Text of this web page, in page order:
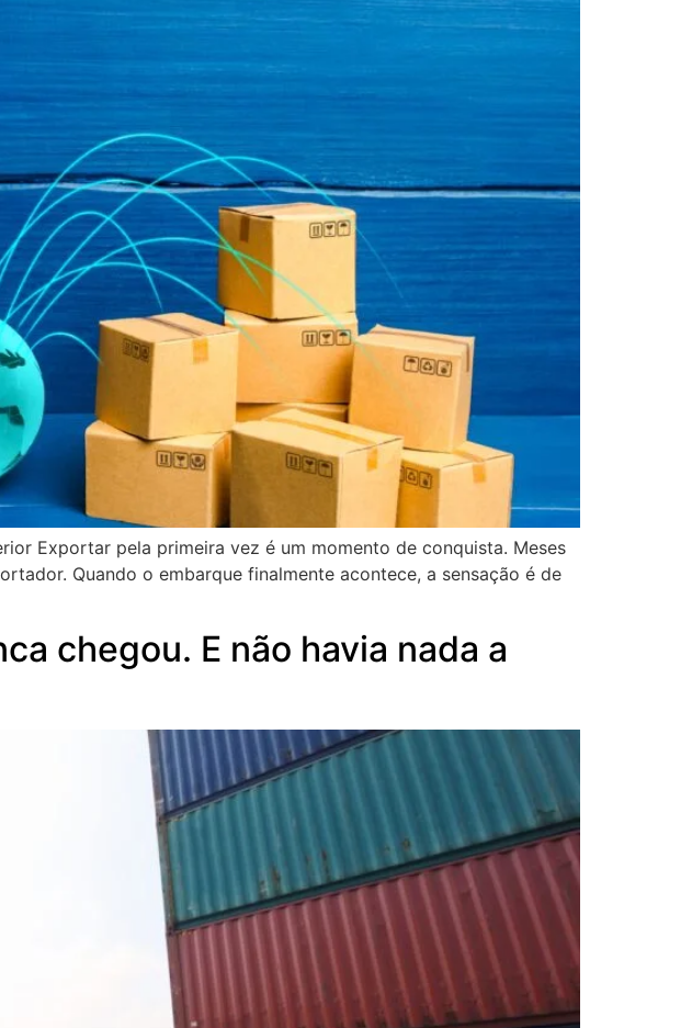
Exportar pela primeira vez é um momento de conquista. Meses
Quando o embarque finalmente acontece, a sensação é de
chegou. E não havia nada a